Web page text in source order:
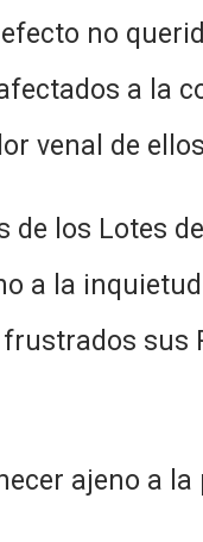
no
a la
venal de
los Lotes
a la
sus
ajeno a